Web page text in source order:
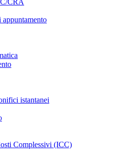
CRA
istantanei
Complessivi (ICC)